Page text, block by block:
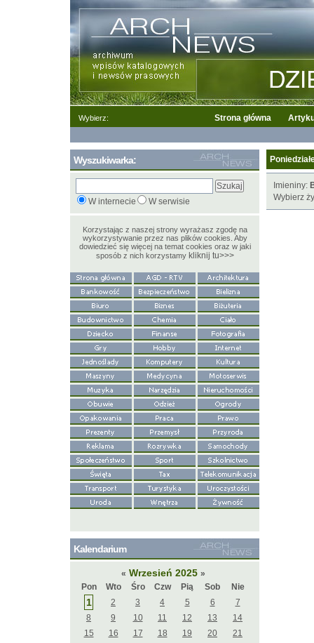
Wybierz: Strona główna
Imieniny:
Wybierz
Wyszukiwarka:
W internecie W serwisie
Korzystając z naszej strony wyrażasz zgodę na
wykorzystywanie przez nas plików cookies. Aby
dowiedzieć się więcej na temat cookies oraz w jaki
sposób z nich korzystamy kliknij tu>>>
Kalendarium
« Wrzesień 2025 »
Pon
Wto Śro Czw Pią Sob Nie
1 2 3 4 5 6
7
8
9 10 11 12 13
14
15
16 17 18 19 20
21